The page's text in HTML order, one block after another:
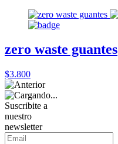
zero waste guantes
$3.800
Suscribite a
nuestro
newsletter